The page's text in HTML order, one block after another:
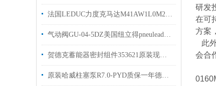
法国LEDUC力度克马达M41AW1L0M200 质保一年原装优势
气动阀GU-04-5DZ美国纽立得pneulead有库存
贺德克蓄能器密封组件353621原装现货出售
原装哈威柱塞泵R7.0-PYD质保一年德国haweR6.4 R6.9
研发
在可
方案
此
会合